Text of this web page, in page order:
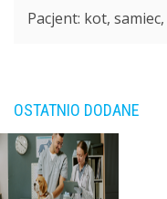
Pacjent: kot,
OSTATNIO DODANE